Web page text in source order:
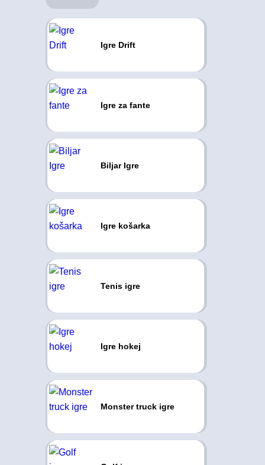
Igre Drift
Igre za fante
Biljar Igre
Igre košarka
Tenis igre
Igre hokej
Monster truck igre